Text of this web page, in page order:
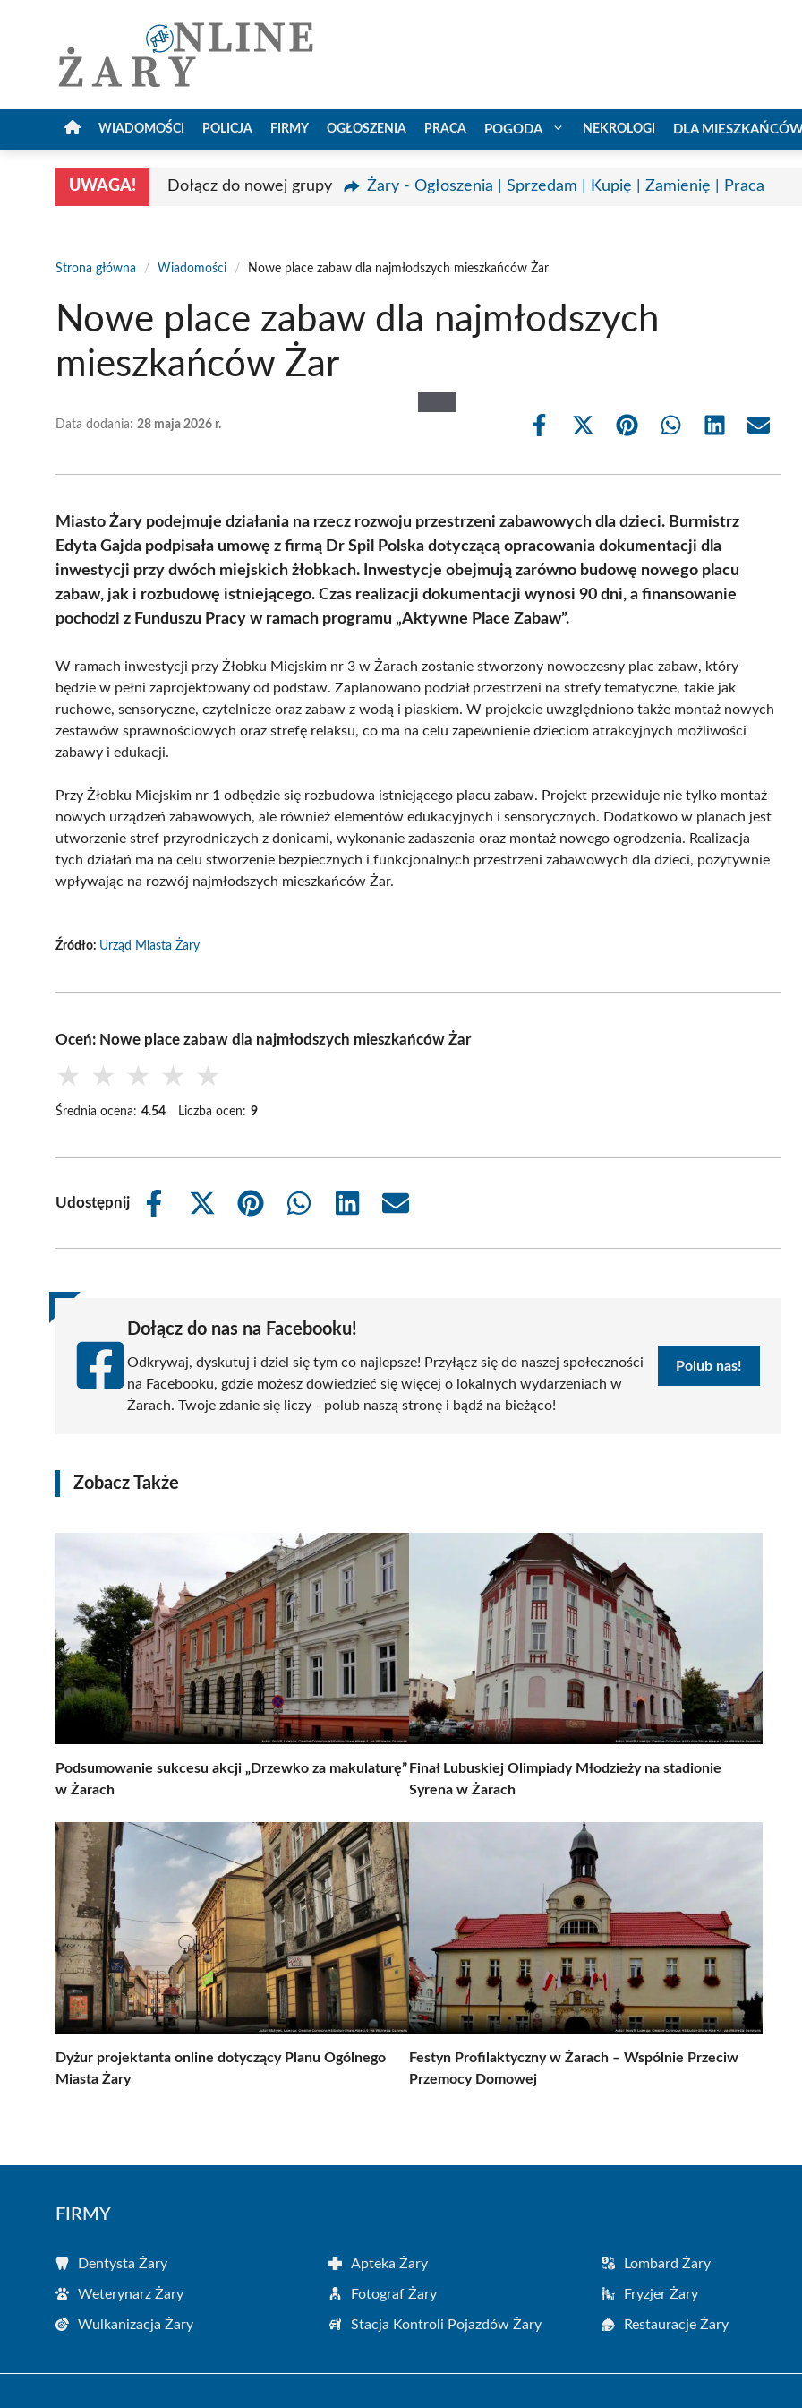
WIADOMOŚCI POLICJA FIRMY OGŁOSZENIA PRACA POGODA NEKROLOGI DLA
UWAGA! Dołącz do nowej grupy Żary - Ogłoszenia | Sprzedam | Kupię | Zamienię | Praca
Strona główna / Wiadomości / Nowe place zabaw dla najmłodszych mieszkańców Żar
Nowe place zabaw dla najmłodszych
mieszkańców Żar
Data dodania: 28 maja 2026 r.
Share
Share
(Twitter)
Share Share Share Share
Miasto Żary podejmuje działania na rzecz rozwoju przestrzeni zabawowych dla dzieci. Burmistrz
Edyta Gajda podpisała umowę z firmą Dr Spil Polska dotyczącą opracowania dokumentacji dla
inwestycji przy dwóch miejskich żłobkach. Inwestycje obejmują zarówno budowę nowego placu
zabaw, jak i rozbudowę istniejącego. Czas realizacji dokumentacji wynosi 90 dni, a finansowanie
pochodzi z Funduszu Pracy w ramach programu „Aktywne Place Zabaw”.
W ramach inwestycji przy Żłobku Miejskim nr 3 w Żarach zostanie stworzony nowoczesny plac zabaw, który
będzie w pełni zaprojektowany od podstaw. Zaplanowano podział przestrzeni na strefy tematyczne, takie jak
ruchowe, sensoryczne, czytelnicze oraz zabaw z wodą i piaskiem. W projekcie uwzględniono także montaż nowych
zestawów sprawnościowych oraz strefę relaksu, co ma na celu zapewnienie dzieciom atrakcyjnych możliwości
zabawy i edukacji.
Przy Żłobku Miejskim nr 1 odbędzie się rozbudowa istniejącego placu zabaw. Projekt przewiduje nie tylko montaż
nowych urządzeń zabawowych, ale również elementów edukacyjnych i sensorycznych. Dodatkowo w planach jest
utworzenie stref przyrodniczych z donicami, wykonanie zadaszenia oraz montaż nowego ogrodzenia. Realizacja
tych działań ma na celu stworzenie bezpiecznych i funkcjonalnych przestrzeni zabawowych dla dzieci, pozytywnie
wpływając na rozwój najmłodszych mieszkańców Żar.
Źródło: Urząd Miasta Żary
Oceń: Nowe place zabaw dla najmłodszych mieszkańców Żar
★ ★ ★ ★ ★
Średnia ocena: 4.54 Liczba ocen: 9
Udostępnij
Share
Share
(Twitter)
Share
Share
Share
Share
Dołącz do nas na Facebooku!
Odkrywaj, dyskutuj i dziel się tym co najlepsze! Przyłącz się do naszej społeczności
na Facebooku, gdzie możesz dowiedzieć się więcej o lokalnych wydarzeniach w
Żarach. Twoje zdanie się liczy - polub naszą stronę i bądź na bieżąco!
Polub nas!
Zobacz Także
Podsumowanie sukcesu akcji „Drzewko za makulaturę”
w Żarach
Finał Lubuskiej Olimpiady Młodzieży na stadionie
Syrena w Żarach
Dyżur projektanta online dotyczący Planu Ogólnego
Miasta Żary
Festyn Profilaktyczny w Żarach – Wspólnie Przeciw
Przemocy Domowej
FIRMY
Dentysta Żary Apteka Żary Lombard Żary
Weterynarz Żary Fotograf Żary Fryzjer Żary
Wulkanizacja Żary Stacja Kontroli Pojazdów Żary Restauracje Żary